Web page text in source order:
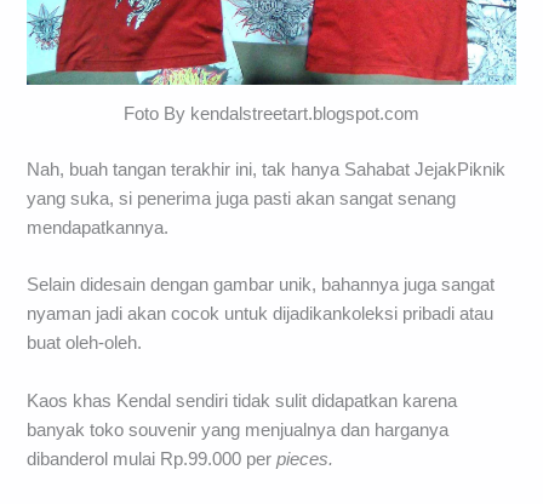
Foto By kendalstreetart.blogspot.com
Nah, buah tangan terakhir ini, tak hanya Sahabat JejakPiknik
yang suka, si penerima juga pasti akan sangat senang
mendapatkannya.
Selain didesain dengan gambar unik, bahannya juga sangat
nyaman jadi akan cocok untuk dijadikankoleksi pribadi atau
buat oleh-oleh.
Kaos khas Kendal sendiri tidak sulit didapatkan karena
banyak toko souvenir yang menjualnya dan harganya
dibanderol mulai Rp.99.000 perpieces.